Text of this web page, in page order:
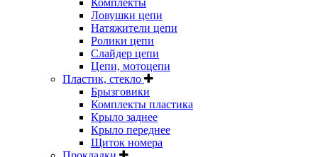
Ловушки цепи
Натяжители цепи
Ролики цепи
Слайдер цепи
Цепи, мотоцепи
Пластик, стекло
Брызговики
Комплекты пластика
Крыло заднее
Крыло переднее
Щиток номера